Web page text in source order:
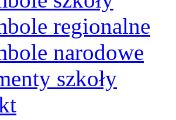
regionalne
narodowe
szkoły